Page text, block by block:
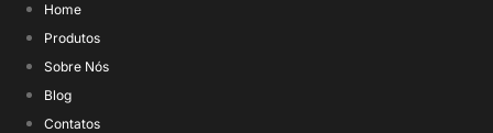
Home
Produtos
Sobre Nós
Blog
Contatos